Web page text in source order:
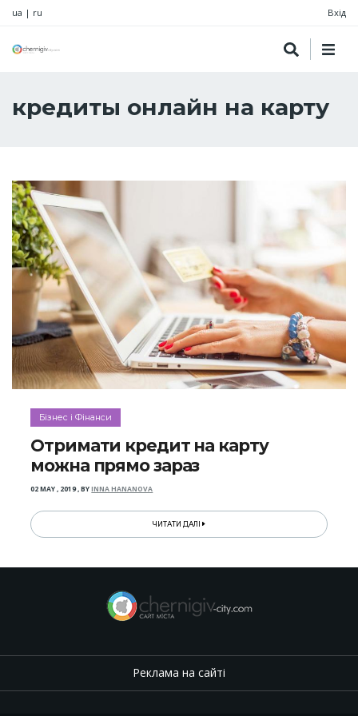
ua | ru Вхід
кредиты онлайн на карту
Бізнес і Фінанси
Отримати кредит на карту
можна прямо зараз
02 MAY , 2019,BYINNA HANANOVA
ЧИТАТИ ДАЛІ
Реклама на сайті